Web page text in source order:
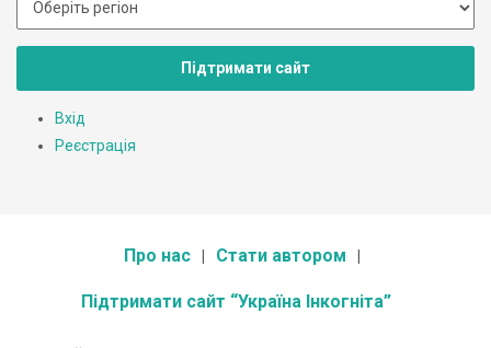
Підтримати сайт
Вхід
Реєстрація
Про нас Стати автором
Підтримати сайт “Україна Інкогніта”